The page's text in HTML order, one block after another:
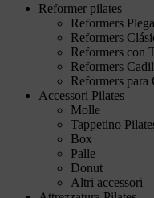
Reformer pilates
Reformers
Reformers
Reformers con
Reformers
Reformers para
Accessori Pilates
Molle
Tappetino
Box
Palle
Donut
Altri accessori